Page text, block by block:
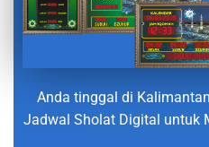
Anda tinggal di
Jadwal Sholat Digital untuk